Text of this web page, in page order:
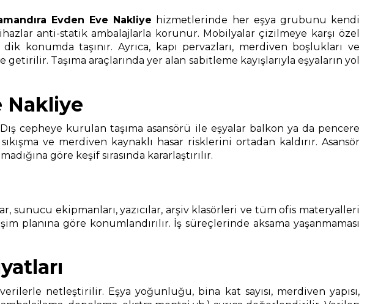
Evden Eve Nakliye hizmetlerinde her eşya grubunu kendi
anti-statik ambalajlarla korunur. Mobilyalar çizilmeye karşı özel
konumda taşınır. Ayrıca, kapı pervazları, merdiven boşlukları ve
Taşıma araçlarında yer alan sabitleme kayışlarıyla eşyaların yol
Nakliye
cepheye kurulan taşıma asansörü ile eşyalar balkon ya da pencere
ve merdiven kaynaklı hasar risklerini ortadan kaldırır. Asansör
göre keşif sırasında kararlaştırılır.
sunucu ekipmanları, yazıcılar, arşiv klasörleri ve tüm ofis materyalleri
planına göre konumlandırılır. İş süreçlerinde aksama yaşanmaması
netleştirilir. Eşya yoğunluğu, bina kat sayısı, merdiven yapısı,